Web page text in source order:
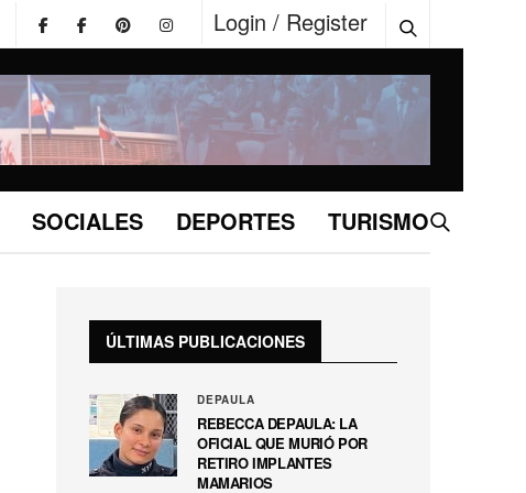
Login / Register
SOCIALES DEPORTES TURISMO
ÚLTIMAS PUBLICACIONES
DEPAULA
REBECCA DEPAULA: LA
OFICIAL QUE MURIÓ POR
RETIRO IMPLANTES
MAMARIOS